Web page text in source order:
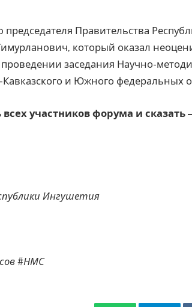
Правительства
который оказал
заседания Научно-
и Южного федеральных
участников форума и сказать
Ингушетия
#НМС